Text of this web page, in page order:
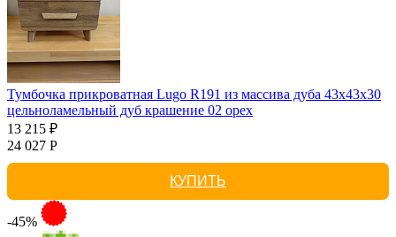
Тумбочка прикроватная Lugo R191 из массива дуба 43х43х30
цельноламельный дуб крашение 02 орех
13 215 ₽
24 027 Р
КУПИТЬ
-45%